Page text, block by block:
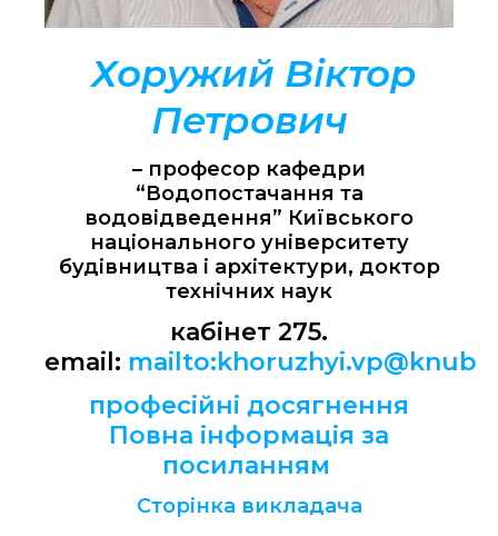
Хоружий Віктор
Петрович
– професор кафедри
“Водопостачання та
водовідведення” Київського
національного університету
будівництва і архітектури, доктор
технічних наук
кабінет 275.
email:
професійні досягнення
Повна інформація за
посиланням
Сторінка викладача